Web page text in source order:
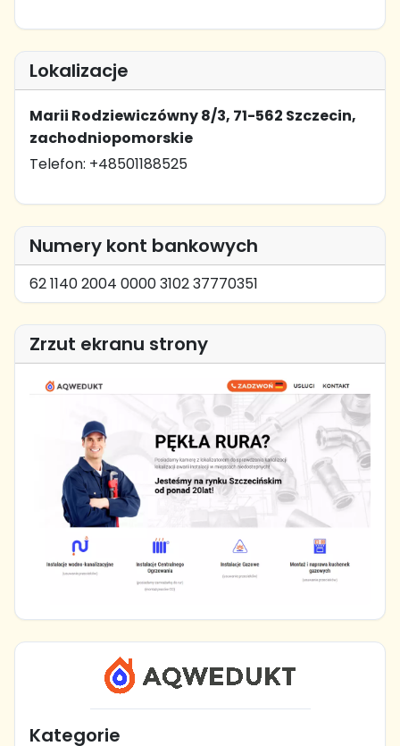
Lokalizacje
Marii Rodziewiczówny 8/3, 71-562 Szczecin,
zachodniopomorskie
Telefon: +48501188525
Numery kont bankowych
62 1140 2004 0000 3102 37770351
Zrzut ekranu strony
Kategorie